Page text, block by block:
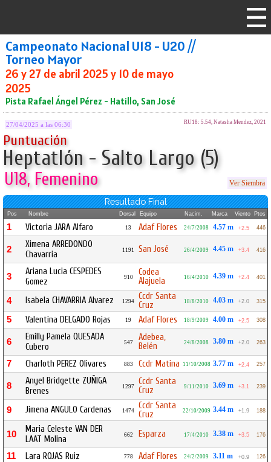
Campeonato Nacional U18 - U20 //
Torneo Mayor
26 y 27 de abril 2025 y 10 de mayo
2025
Pista Rafael Ángel Pérez - Hatillo, San José
27/04/2025 a las 06:30 RU18: 5.54, Natasha Mendez, 2021
Puntuación
Heptatlón - Salto Largo (5)
U18, Femenino Ver Siembra
Resultado Final
Pos Nombre Dorsal Equipo Nacim. Marca Viento Ptos
1 Victoria JARA Alfaro 13 Adaf Flores 24/7/2008 4.57 m +2.5 446
2
Ximena ARREDONDO
Chavarria
1191 San José 26/4/2009 4.45 m +3.4 416
3
Ariana Lucia CESPEDES
Gomez
910
Codea
Alajuela
16/4/2010 4.39 m +2.4 401
4 Isabela CHAVARRIA Alvarez 1294
Ccdr Santa
Cruz
18/8/2010 4.03 m +2.0 315
5 Valentina DELGADO Rojas 19 Adaf Flores 18/9/2009 4.00 m +2.5 308
6
Emilly Pamela QUESADA
Cubero
547
Adebea,
Belén
24/8/2008 3.80 m +2.0 263
7 Charloth PEREZ Olivares 883 Ccdr Matina 11/10/2008 3.77 m +2.4 257
8
Anyel Bridgette ZUÑIGA
Brenes
1297
Ccdr Santa
Cruz
9/11/2010 3.69 m +3.1 239
9 Jimena ANGULO Cardenas 1474
Ccdr Santa
Cruz
22/10/2009 3.44 m +1.9 188
10
Maria Celeste VAN DER
LAAT Molina
662 Esparza 17/4/2010 3.38 m +3.5 176
11 Lara ROJAS Ruiz 778 Adaf Flores 24/2/2009 3.11 m +0.9 126